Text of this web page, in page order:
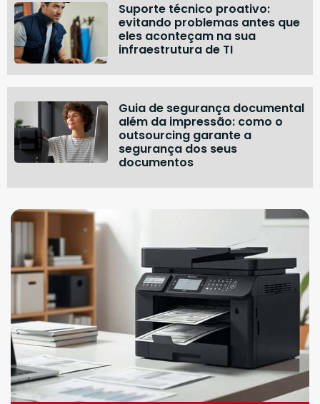
Suporte técnico proativo:
evitando problemas antes que
eles aconteçam na sua
infraestrutura de TI
Guia de segurança documental
além da impressão: como o
outsourcing garante a
segurança dos seus
documentos